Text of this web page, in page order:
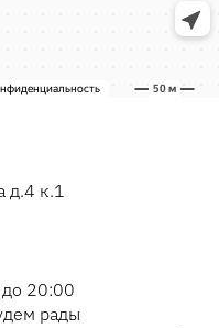
д.4 к.1
20:00
рады